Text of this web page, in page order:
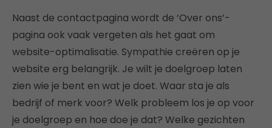
Naast de contactpagina wordt de ‘Over ons’-
pagina ook vaak vergeten als het gaat om
website-optimalisatie. Sympathie creëren op je
website erg belangrijk. Je wilt je doelgroep laten
zien wie je bent en wat je doet. Waar sta je als
bedrijf of merk voor? Welk probleem los je op voor
je doelgroep en hoe doe je dat? Welke gezichten